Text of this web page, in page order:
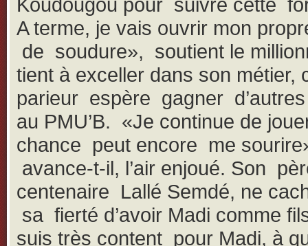
A terme, je vais ouvrir mon
de soudure», soutient le
tient à exceller dans son métier,
parieur espère gagner
au PMU’B. «Je continue de
chance peut encore me
avance-t-il, l’air enjoué. Son
centenaire Lallé Semdé, ne
sa fierté d’avoir Madi comme
suis très content pour Madi, à